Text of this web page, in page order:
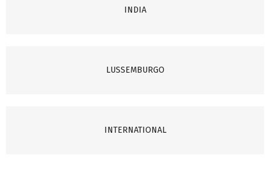
INDIA
LUSSEMBURGO
INTERNATIONAL